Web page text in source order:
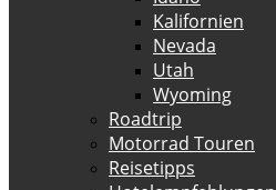
Kalifornien
Nevada
Utah
Wyoming
Roadtrip
Motorrad Touren
Reisetipps